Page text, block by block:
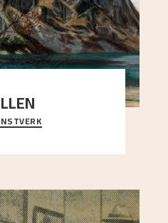
bildeflaten, og står i
rognetreet ute